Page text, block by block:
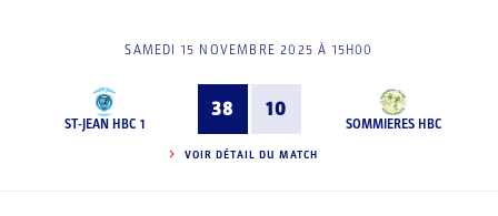
SAMEDI 15 NOVEMBRE 2025 À 15H00
ST-JEAN HBC 1
38 10
SOMMIERES HBC
VOIR DÉTAIL DU MATCH